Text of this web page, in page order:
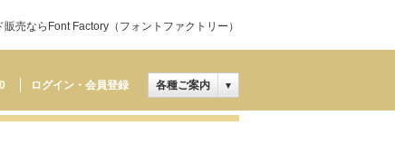
売ならFont Factory（フォントファクトリー）
0 ログイン・会員登録 各種ご案内 ▼